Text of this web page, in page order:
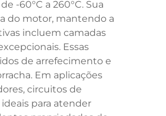
-60°C a 260°C. Sua
do motor, mantendo a
incluem camadas
Essas
de arrefecimento e
Em aplicações
circuitos de
para atender